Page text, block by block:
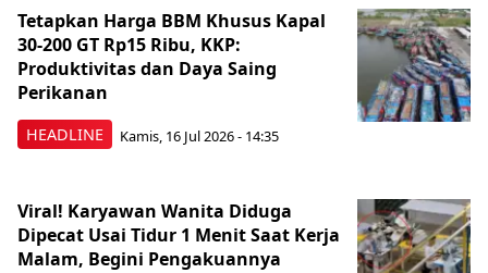
HEADLINE
Tetapkan Harga BBM Khusus Kapal
30-200 GT Rp15 Ribu, KKP:
Produktivitas dan Daya Saing
Perikanan
Kamis, 16 Jul 2026 - 14:35
Viral! Karyawan Wanita Diduga
Dipecat Usai Tidur 1 Menit Saat Kerja
Malam, Begini Pengakuannya